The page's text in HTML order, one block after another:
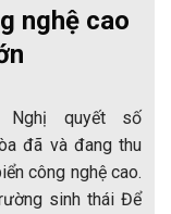
nghệ cao
quyết số
đã và đang thu
công nghệ cao.
sinh thái Để